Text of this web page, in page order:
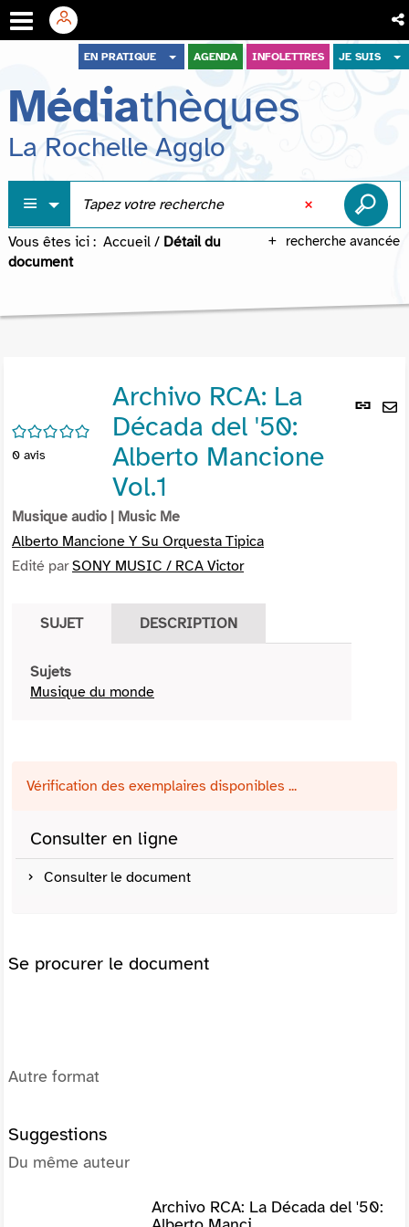
menu
contenu
recherche
EN PRATIQUE AGENDA INFOLETTRES JE SUIS
Médiathèques
La Rochelle Agglo
recherche avancée
Vous êtes ici : Accueil / Détail du
document
Lien
/5
0 avis
Archivo RCA: La
Década del '50:
Alberto Mancione
Vol.1
Musique audio | Music Me
Alberto Mancione Y Su Orquesta Tipica
Edité parSONY MUSIC / RCA Victor
SUJET DESCRIPTION
Sujets
Musique du monde
Vérification des exemplaires disponibles ...
Consulter en ligne
Consulter le document
Se procurer le document
Autre format
Suggestions
Du même auteur
Archivo RCA: La Década del '50: